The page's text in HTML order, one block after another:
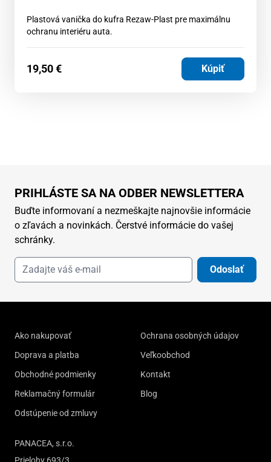
Plastová vanička do kufra Rezaw-Plast pre maximálnu
ochranu interiéru auta.
19,50€ Kúpiť
PRIHLÁSTE SA NA ODBER NEWSLETTERA
Buďte informovaní a nezmeškajte najnovšie informácie
o zľavách a novinkách. Čerstvé informácie do vašej
schránky.
Odoslať
Ako nakupovať
Doprava a platba
Obchodné podmienky
Reklamačný formulár
Odstúpenie od zmluvy
Ochrana osobných údajov
Veľkoobchod
Kontakt
Blog
PANACEA, s.r.o.
Prielohy 693/3